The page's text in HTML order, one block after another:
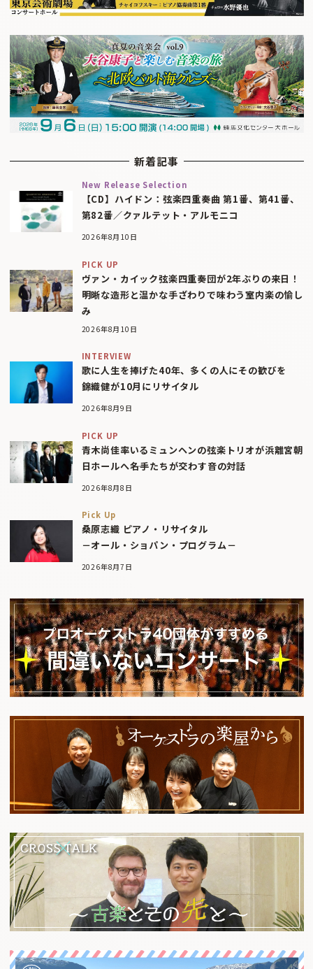
新着記事
New Release Selection
【CD】ハイドン：弦楽四重奏曲 第1番、第41番、
第82番／クァルテット・アルモニコ
2026年8月10日
PICK UP
ヴァン・カイック弦楽四重奏団が2年ぶりの来日！
明晰な造形と温かな手ざわりで味わう室内楽の愉し
み
2026年8月10日
INTERVIEW
歌に人生を捧げた40年、多くの人にその歓びを
錦織健が10月にリサイタル
2026年8月9日
PICK UP
青木尚佳率いるミュンヘンの弦楽トリオが浜離宮朝
日ホールへ――名手たちが交わす音の対話
2026年8月8日
Pick Up
桑原志織 ピアノ・リサイタル
－オール・ショパン・プログラム－
2026年8月7日